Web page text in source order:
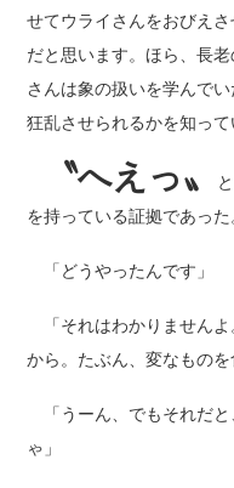
せてウライさんをおびえ
だと思います。ほら、長
さんは象の扱いを学んで
狂乱させられるかを知っ
〝へえっ〟
を持っている証拠であった
「どうやったんです」
「それはわかりません
から。たぶん、変なもの
「うーん、でもそれだ
ゃ」